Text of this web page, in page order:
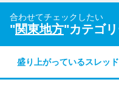
合わせてチェックしたい
"関東地方"カテゴ
盛り上がっているスレッド